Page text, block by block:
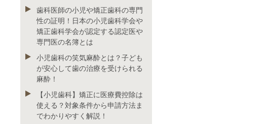
歯科医師の小児や矯正歯科の専門
性の証明！日本の小児歯科学会や
矯正歯科学会が認定する認定医や
専門医の名簿とは
小児歯科の笑気麻酔とは？子ども
が安心して歯の治療を受けられる
麻酔！
【小児歯科】矯正に医療費控除は
使える？対象条件から申請方法ま
でわかりやすく解説！